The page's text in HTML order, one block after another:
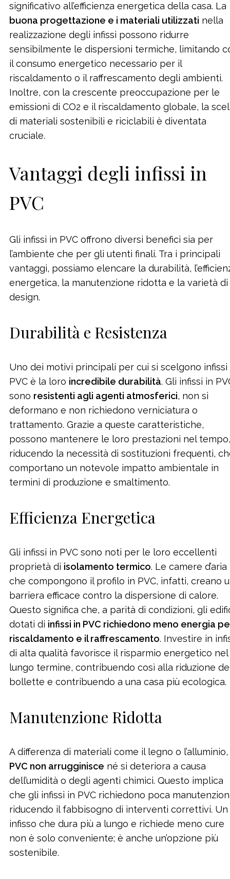
significativo all’efficienza energetica della casa. La
buona progettazione e i materiali utilizzati nella
realizzazione degli infissi possono ridurre
sensibilmente le dispersioni termiche, limitando
il consumo energetico necessario per il
riscaldamento o il raffrescamento degli ambienti.
Inoltre, con la crescente preoccupazione per le
emissioni di CO2 e il riscaldamento globale, la
di materiali sostenibili e riciclabili è diventata
cruciale.
Vantaggi degli infissi in
PVC
Gli infissi in PVC offrono diversi benefici sia per
l’ambiente che per gli utenti finali. Tra i principali
vantaggi, possiamo elencare la durabilità,
energetica, la manutenzione ridotta e la varietà di
design.
Durabilità e Resistenza
Uno dei motivi principali per cui si scelgono infissi
PVC è la loro incredibile durabilità. Gli infissi in
sono resistenti agli agenti atmosferici, non si
deformano e non richiedono verniciatura o
trattamento. Grazie a queste caratteristiche,
possono mantenere le loro prestazioni nel tempo,
riducendo la necessità di sostituzioni frequenti,
comportano un notevole impatto ambientale in
termini di produzione e smaltimento.
Efficienza Energetica
Gli infissi in PVC sono noti per le loro eccellenti
proprietà di isolamento termico. Le camere d’aria
che compongono il profilo in PVC, infatti, creano
barriera efficace contro la dispersione di calore.
Questo significa che, a parità di condizioni, gli
dotati di infissi in PVC richiedono meno energia
riscaldamento e il raffrescamento. Investire in
di alta qualità favorisce il risparmio energetico nel
lungo termine, contribuendo così alla riduzione
bollette e contribuendo a una casa più ecologica.
Manutenzione Ridotta
A differenza di materiali come il legno o l’alluminio,
PVC non arrugginisce né si deteriora a causa
dell’umidità o degli agenti chimici. Questo implica
che gli infissi in PVC richiedono poca
riducendo il fabbisogno di interventi correttivi. Un
infisso che dura più a lungo e richiede meno cure
non è solo conveniente; è anche un’opzione più
sostenibile.